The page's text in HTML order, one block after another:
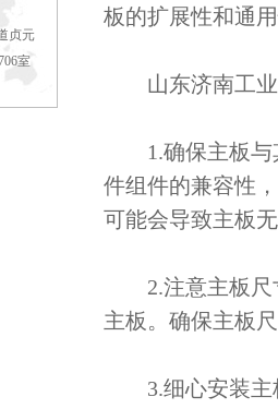
贞元
室
板的扩展性和通
山东济南工业
1.确保主板与
件组件的兼容性
可能会导致主板
2.注意主板尺
主板。确保主板
3.细心安装主